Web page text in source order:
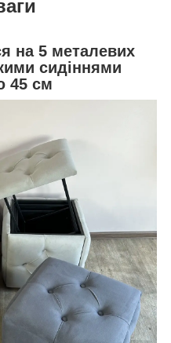
на 5 металевих
сидіннями
45 см